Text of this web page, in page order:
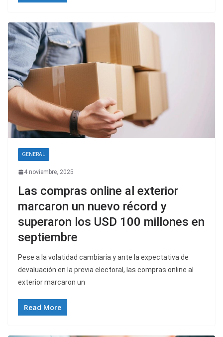
GENERAL
4 noviembre, 2025
Las compras online al exterior
marcaron un nuevo récord y
superaron los USD 100 millones en
septiembre
Pese a la volatidad cambiaria y ante la expectativa de
devaluación en la previa electoral, las compras online al
exterior marcaron un
Read More